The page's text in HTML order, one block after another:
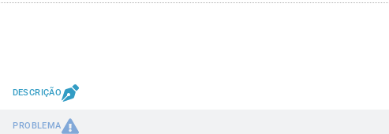
DESCRIÇÃO
PROBLEMA